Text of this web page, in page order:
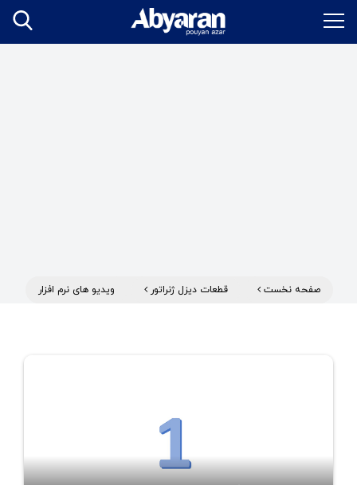
صفحه نخست قطعات دیزل ژنراتور ویدیو های نرم افزار